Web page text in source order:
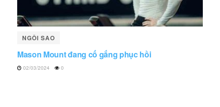
NGÔI SAO
Mason Mount đang cố gắng phục hồi
02/03/2024 0